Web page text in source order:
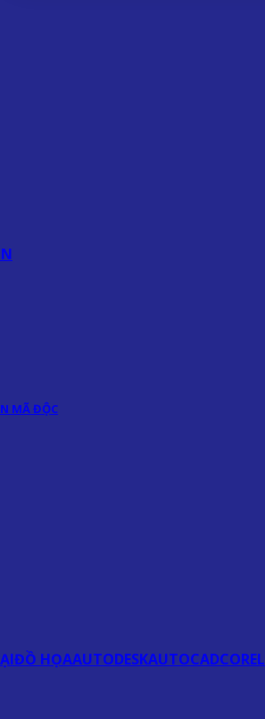
MÃ ĐỘC
ĐỒ HỌAAUTODESKAUTOCADCOREL